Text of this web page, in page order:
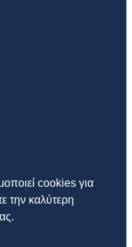
cookies για
την καλύτερη